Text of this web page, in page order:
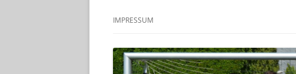
TABELLE
IMPRESSUM